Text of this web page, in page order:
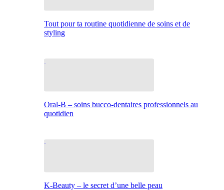
Tout pour ta routine quotidienne de soins et de
styling
Oral-B – soins bucco-dentaires professionnels au
quotidien
K-Beauty – le secret d’une belle peau